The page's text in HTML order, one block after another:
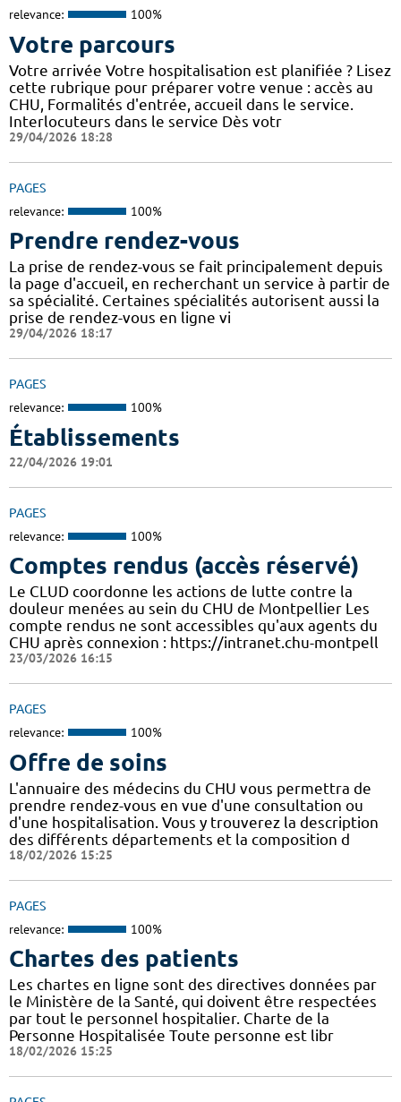
relevance: 100%
Votre parcours
Votre arrivée Votre hospitalisation est planifiée ? Lisez
cette rubrique pour préparer votre venue : accès au
CHU, Formalités d'entrée, accueil dans le service.
Interlocuteurs dans le service Dès votr
29/04/2026 18:28
PAGES
relevance: 100%
Prendre rendez-vous
La prise de rendez-vous se fait principalement depuis
la page d'accueil, en recherchant un service à partir de
sa spécialité. Certaines spécialités autorisent aussi la
prise de rendez-vous en ligne vi
29/04/2026 18:17
PAGES
relevance: 100%
Établissements
22/04/2026 19:01
PAGES
relevance: 100%
Comptes rendus (accès réservé)
Le CLUD coordonne les actions de lutte contre la
douleur menées au sein du CHU de Montpellier Les
compte rendus ne sont accessibles qu'aux agents du
CHU après connexion : https://intranet.chu-montpell
23/03/2026 16:15
PAGES
relevance: 100%
Offre de soins
L'annuaire des médecins du CHU vous permettra de
prendre rendez-vous en vue d'une consultation ou
d'une hospitalisation. Vous y trouverez la description
des différents départements et la composition d
18/02/2026 15:25
PAGES
relevance: 100%
Chartes des patients
Les chartes en ligne sont des directives données par
le Ministère de la Santé, qui doivent être respectées
par tout le personnel hospitalier. Charte de la
Personne Hospitalisée Toute personne est libr
18/02/2026 15:25